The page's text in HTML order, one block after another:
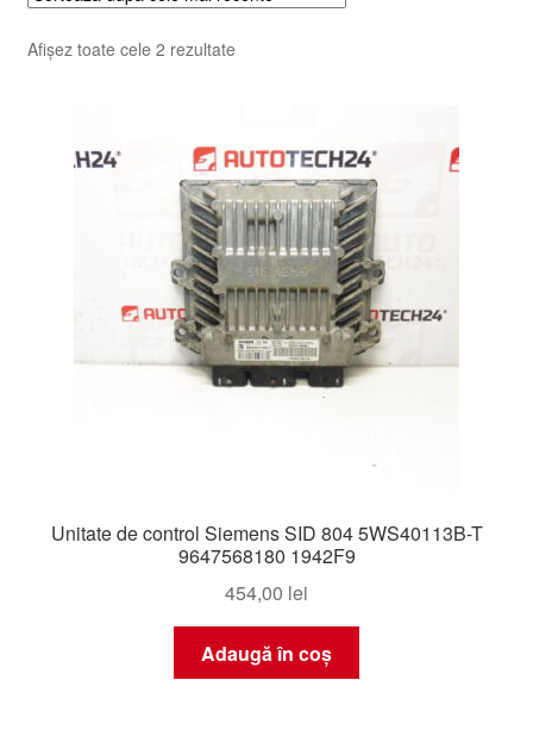
Afișez toate cele 2 rezultateSortat
recente
Unitate de control Siemens SID 804 5WS40113B-T
9647568180 1942F9
454,00 lei
Adaugă în coș